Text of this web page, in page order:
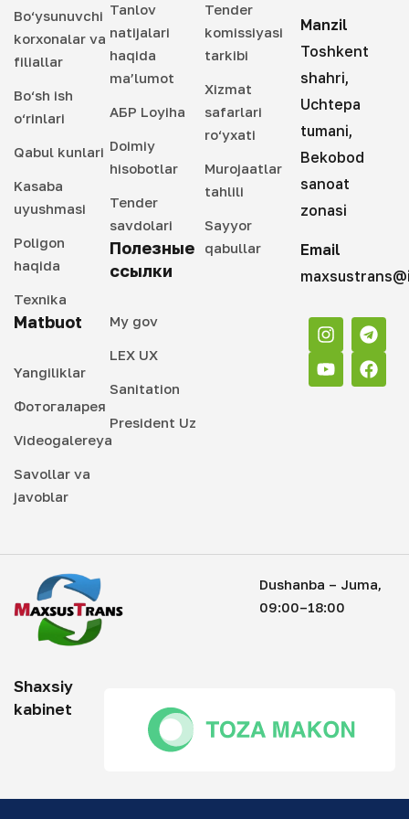
Bo‘ysunuvchi
korxonalar va
filiallar
Bo‘sh ish
o‘rinlari
Qabul kunlari
Kasaba
uyushmasi
Poligon
haqida
Texnika
Matbuot
Yangiliklar
Фотогаларея
Videogalereya
Savollar va
javoblar
Tanlov
natijalari
haqida
ma’lumot
АБР Loyiha
Doimiy
hisobotlar
Tender
savdolari
Полезные
ссылки
My gov
LEX UX
Sanitation
President Uz
Tender
komissiyasi
tarkibi
Xizmat
safarlari
ro‘yxati
Murojaatlar
tahlili
Sayyor
qabullar
Manzil
Toshkent
shahri,
Uchtepa
tumani,
Bekobod
sanoat
zonasi
Email
Dushanba – Juma,
09:00–18:00
Shaxsiy
kabinet